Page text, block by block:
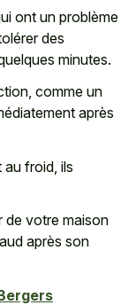
ont un problème
des
minutes.
comme un
après
froid, ils
de votre maison
après son